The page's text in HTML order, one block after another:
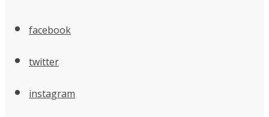
facebook
twitter
instagram